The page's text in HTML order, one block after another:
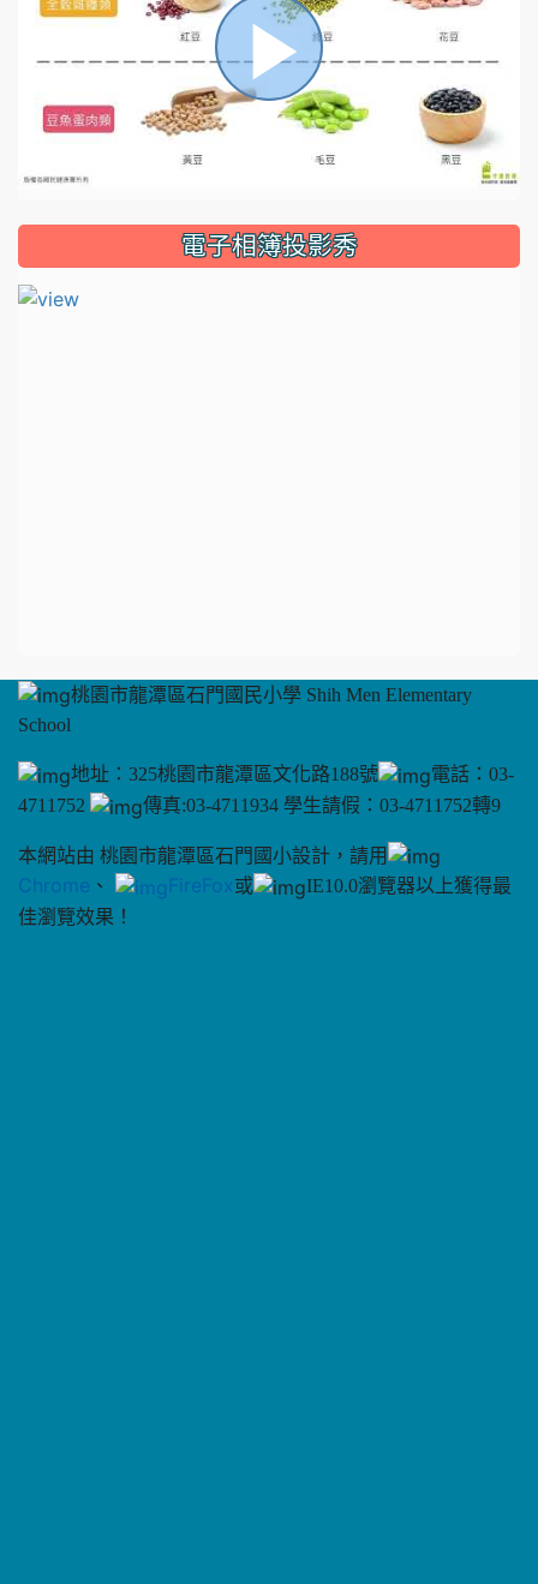
播
放
電子相簿投影秀
桃園市龍潭區石門國民小學 Shih Men Elementary
School
地址：325桃園市龍潭區文化路188號
電話：03-
4711752
傳真:03-4711934 學生請假：03-4711752轉9
本網站由 桃園市龍潭區石門國小設計，請用
Chrome 、 FireFox或
IE10.0瀏覽器以上獲得最
佳瀏覽效果！